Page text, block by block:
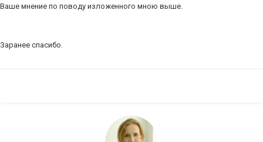
Ваше мнение по поводу изложенного мною выше.
Заранее спасибо.